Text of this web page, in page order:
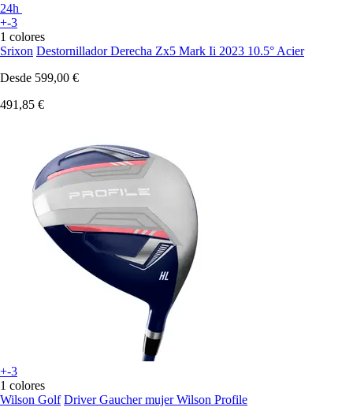
24h
+-3
1 colores
Srixon Destornillador Derecha Zx5 Mark Ii 2023 10.5° Acier
Desde 599,00 €
491,85 €
+-3
1 colores
Wilson Golf Driver Gaucher mujer Wilson Profile